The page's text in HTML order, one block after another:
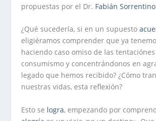
propuestas por el Dr. Fabián Sorrentino
¿Qué sucedería, si en un supuesto
eligiéramos comprender que ya
haciendo caso omiso de las
consumismo y concentrándonos en
legado que hemos recibido? ¿Cómo
nuestras vidas, esta reflexión?
Esto se logra, empezando por